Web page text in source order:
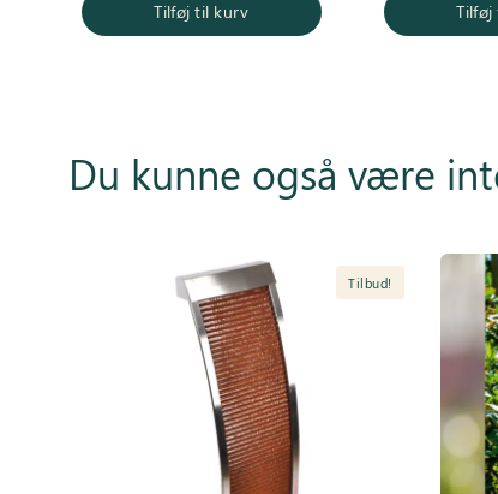
Tilføj til kurv
Du kunne også være
Tilbud!